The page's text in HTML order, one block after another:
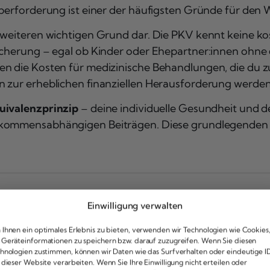
Einwilligung verwalten
Ihnen ein optimales Erlebnis zu bieten, verwenden wir Technologien wie Cookies,
zu speichern bzw. darauf zuzugreifen. Wenn Sie diesen
zustimmen, können wir Daten wie das Surfverhalten oder eindeutige
Website verarbeiten. Wenn Sie Ihre Einwilligung nicht erteilen oder
ist einer der häufigsten Gründe für den
wichtigen Grund dar. Die PKV kennt keine
– egal ob Kinder oder Ehepartner:innen
die Kosten für medizinische Behandlungen, die du
zur erheblichen finanziellen Herausforderung
– deine individuelle Gesundheit und
Beiträgen. Diese